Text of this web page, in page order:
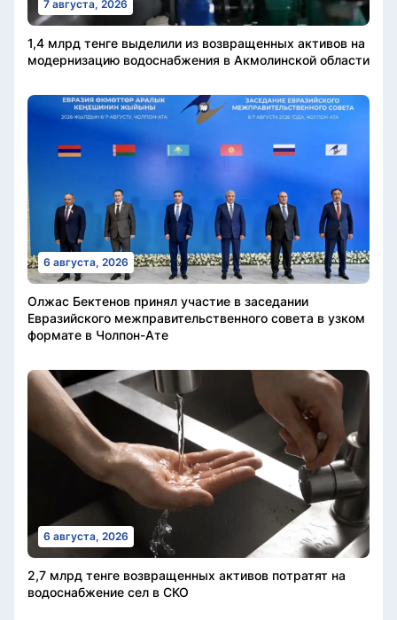
7 августа, 2026
1,4 млрд тенге выделили из возвращенных активов на
модернизацию водоснабжения в Акмолинской области
6 августа, 2026
Олжас Бектенов принял участие в заседании
Евразийского межправительственного совета в узком
формате в Чолпон-Ате
6 августа, 2026
2,7 млрд тенге возвращенных активов потратят на
водоснабжение сел в СКО